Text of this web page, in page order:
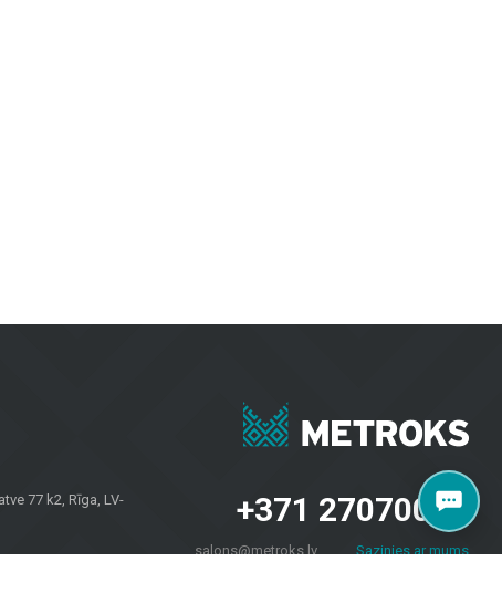
visā Latvijā. Apmeklējiet mūsu salonu Brīvības gatvē 323,
77 k2, Rīga, LV-
+371 27070040
salons@metroks.lv Sazinies ar mums